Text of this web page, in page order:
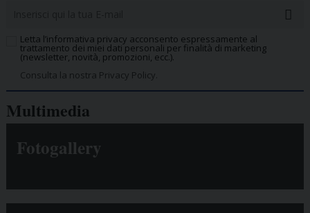
Letta l’informativa privacy acconsento espressamente al
trattamento dei miei dati personali per finalità di marketing
(newsletter, novità, promozioni, ecc.).
Consulta la nostra Privacy Policy.
Multimedia
Fotogallery